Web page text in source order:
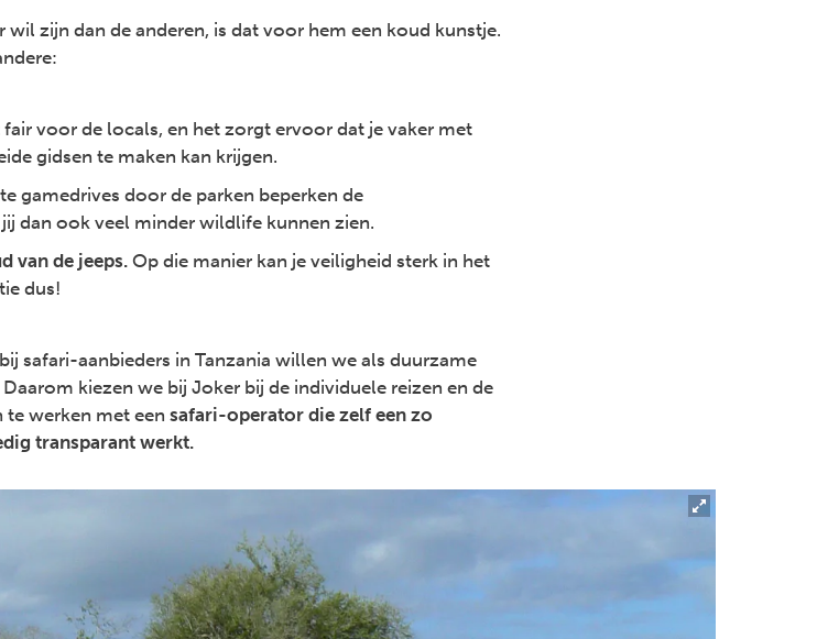
zijn dan de anderen, is dat voor hem een koud kunstje.
voor de locals, en het zorgt ervoor dat je vaker met
gidsen te maken kan krijgen.
gamedrives door de parken beperken de
dan ook veel minder wildlife kunnen zien.
van de jeeps. Op die manier kan je veiligheid sterk in het
dus!
safari-aanbieders in Tanzania willen we als duurzame
kiezen we bij Joker bij de individuele reizen en de
werken met een safari-operator die zelf een zo
transparant werkt.